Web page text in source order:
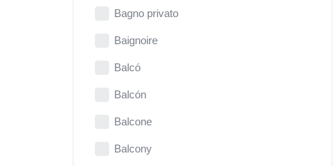
Bagno privato
Baignoire
Balcó
Balcón
Balcone
Balcony